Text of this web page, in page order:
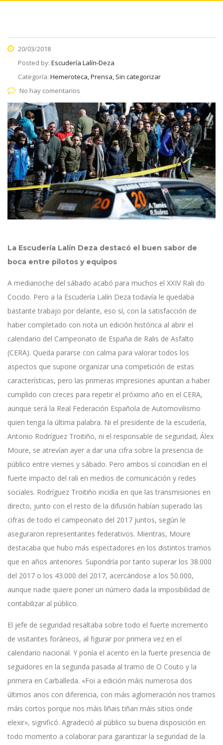
20/03/2018
Posted by: Escudería Lalín-Deza
Categoría: Hemeroteca, Prensa, Sin categorizar
No hay comentarios
La Escudería Lalín Deza destacó el buen sabor de
boca entre pilotos y equipos
A medianoche del sábado acabó para muchos el XXIV Rali do
Cocido. Pero a la Escudería Lalín Deza todavía le quedaba
bastante trabajo por delante, eso sí, con la satisfacción de
haber completado con nota un edición histórica al abrir el
calendario del Campeonato de España de Ralis de Asfalto
(CERA). Queda pararse con calma para valorar todos los
aspectos que supone organizar una competición de estas
características, pero las primeras impresiones apuntan a haber
cumplido con creces para repetir el próximo año en el CERA,
aunque será la Real Federación Española de Automovilismo
quien tenga la última palabra. Ni el presidente de la escudería,
Antonio Rodríguez Troitiño, ni el responsable de seguridad, Álex
Moure, se atrevían ayer a dar una cifra sobre la presencia de
público entre viernes y sábado. Pero ambos sí coincidían en el
fuerte impacto del rali en medios de comunicación y redes
sociales. Rodríguez Troitiño incidía en que las transmisiones en
directo, junto con el resto de la difusión habían superado las
cifras de todo el campeonato del 2017 juntos, según le
aseguraron representantes federativos. Mientras, Moure
destacaba que hubo más espectadores en los distintos tramos
que en años anteriores. Supondría por tanto superar los 38.000
del 2017 o los 43.000 del 2017, acercándose a los 50.000,
aunque nadie quiere poner un número dada la imposibilidad de
contabilizar al público.
El jefe de seguridad resaltaba sobre todo el fuerte incremento
de visitantes foráneos, al figurar por primera vez en el
calendario nacional. Y ponía el acento en la fuerte presencia de
seguidores en la segunda pasada al tramo de O Couto y la
primera en Carballeda. «Foi a edición máis numerosa dos
últimos anos con diferencia, con máis aglomeración nos tramos
máis cortos porque nos máis liñais tiñan máis sitios onde
elexir», significó. Agradeció al público su buena disposición en
todo momento a colaborar para garantizar la seguridad de la